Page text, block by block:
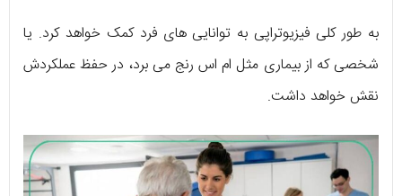
به طور کلی فیزیوتراپی به توانایی های فرد کمک خواهد کرد. یا
شخصی که از بیماری مثل ام اس رنج می برد، در حفظ عملکردش
نقش خواهد داشت.